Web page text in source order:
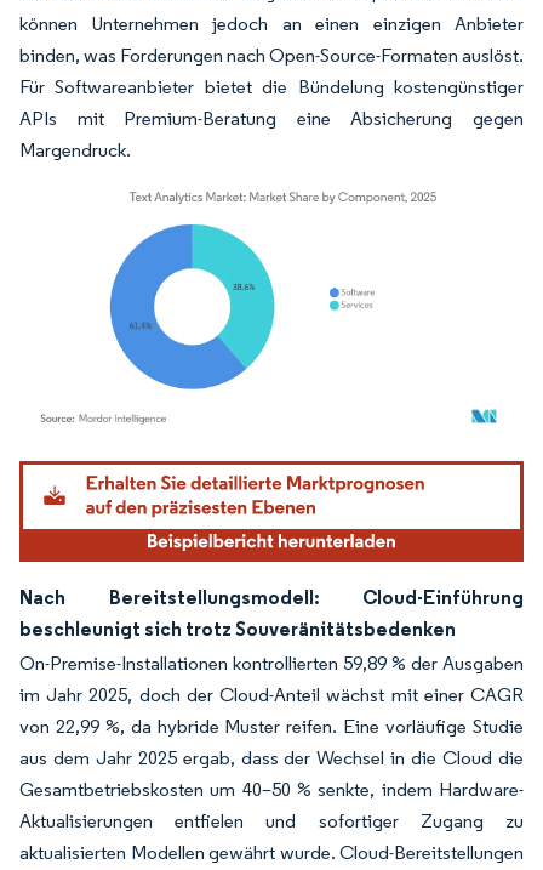
können Unternehmen jedoch an einen einzigen Anbieter
binden, was Forderungen nach Open-Source-Formaten auslöst.
Für Softwareanbieter bietet die Bündelung kostengünstiger
APIs mit Premium-Beratung eine Absicherung gegen
Margendruck.
Bild © Mordor Intelligence. Wiederverwendung erfordert Namensnennung gemäß
Nach Bereitstellungsmodell: Cloud-Einführung
beschleunigt sich trotz Souveränitätsbedenken
On-Premise-Installationen kontrollierten 59,89 % der Ausgaben
im Jahr 2025, doch der Cloud-Anteil wächst mit einer CAGR
von 22,99 %, da hybride Muster reifen. Eine vorläufige Studie
aus dem Jahr 2025 ergab, dass der Wechsel in die Cloud die
Gesamtbetriebskosten um 40–50 % senkte, indem Hardware-
Aktualisierungen entfielen und sofortiger Zugang zu
aktualisierten Modellen gewährt wurde. Cloud-Bereitstellungen